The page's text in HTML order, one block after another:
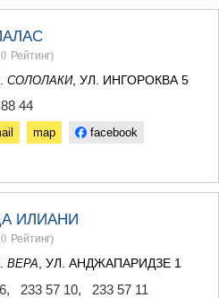
Рейтинг)
СОЛОЛАКИ, УЛ. ИНГОРОКВА 5
44
map facebook
ИЛИАНИ
Рейтинг)
ВЕРА, УЛ. АНДЖАПАРИДЗЕ 1
, 233 57 10, 233 57 11